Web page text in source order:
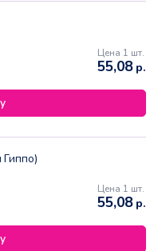
Цена 1 шт.
55,08р.
Гиппо)
Цена 1 шт.
55,08р.